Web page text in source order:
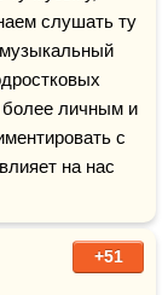
слушать ту
более личным и
на нас
+51